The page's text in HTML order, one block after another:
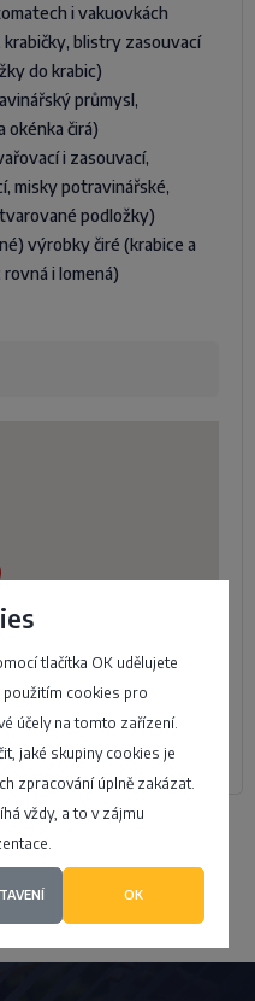
tlačítka OK udělujete
cookies pro
účely na tomto zařízení.
jaké skupiny cookies je
zpracování úplně zakázat.
vždy, a to v zájmu
OK
i vakuovkách
blistry zasouvací
do krabic)
průmysl,
okénka čirá)
i zasouvací,
misky potravinářské,
podložky)
výrobky čiré (krabice a
i lomená)
firmu